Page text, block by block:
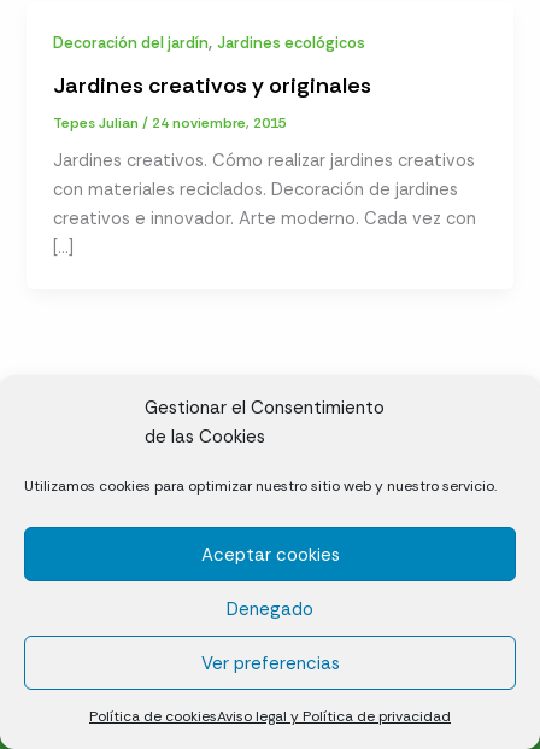
Gestionar el Consentimiento
de las Cookies
Utilizamos cookies para optimizar nuestro sitio web y nuestro servicio.
Aceptar cookies
Denegado
Ver preferencias
Política de cookiesAviso legal y Política de privacidad
Decoración del jardín,Jardines ecológicos
Jardines creativos y originales
Tepes Julian/ 24 noviembre, 2015
Jardines creativos. Cómo realizar jardines creativos
con materiales reciclados. Decoración de jardines
creativos e innovador. Arte moderno. Cada vez con
[…]
Cáceres
Césped natural en tepes
Política de cookies (UE)
Aviso legal y Política de privacidad
¿Quiénes somos?
Contacto